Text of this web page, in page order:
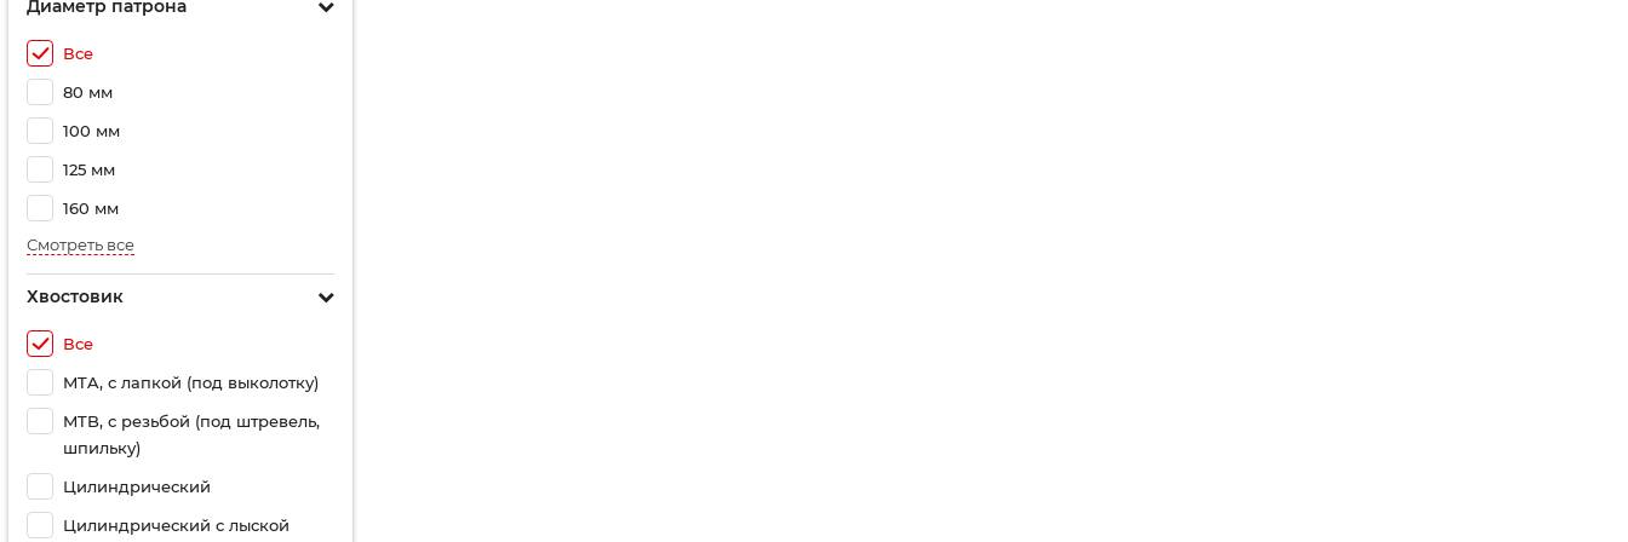
Диаметр патрона
Все
80 мм
100 мм
125 мм
160 мм
Смотреть все
Хвостовик
Все
MTA, с лапкой (под выколотку)
MTB, с резьбой (под штревель,
шпильку)
Цилиндрический
Цилиндрический с лыской